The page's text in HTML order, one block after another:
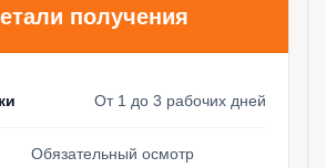
получения
От 1 до 3 рабочих дней
Обязательный осмотр